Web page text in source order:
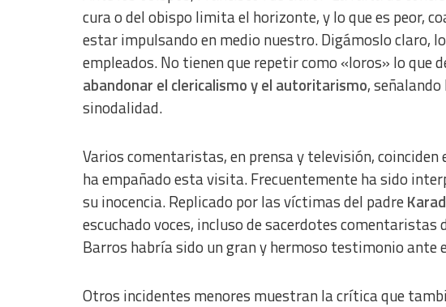
cura o del obispo limita el horizonte, y lo que es peor,
estar impulsando en medio nuestro. Digámoslo claro,
empleados. No tienen que repetir como «loros» lo que
abandonar el clericalismo y el autoritarismo,
sinodalidad.
Varios comentaristas, en prensa y televisión,
ha empañado esta visita. Frecuentemente ha sido
su inocencia. Replicado por las víctimas del padre
escuchado voces, incluso de sacerdotes
Barros habría sido un gran y hermoso testimonio ante
Otros incidentes menores muestran la crítica que
Develop and improve services
Use limited data to select content
IAB Special Features:
Non-IAB processing purposes: